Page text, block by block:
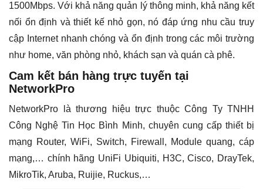
1500Mbps. Với khả năng quản lý thông minh, khả năng kết
nối ổn định và thiết kế nhỏ gọn, nó đáp ứng nhu cầu truy
cập Internet nhanh chóng và ổn định trong các môi trường
như home, văn phòng nhỏ, khách sạn và quán cà phê.
Cam kết bán hàng trực tuyến tại
NetworkPro
NetworkPro là thương hiệu trực thuộc Công Ty TNHH
Công Nghệ Tin Học Bình Minh, chuyên cung cấp thiết bị
mạng Router, WiFi, Switch, Firewall, Module quang, cáp
mạng,… chính hãng UniFi Ubiquiti, H3C, Cisco, DrayTek,
MikroTik, Aruba, Ruijie, Ruckus,…